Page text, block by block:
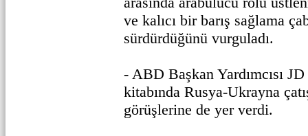
ve kalıcı bir barış sağlama
sürdürdüğünü vurguladı.
- ABD Başkan Yardımcısı JD
kitabında Rusya-Ukrayna
görüşlerine de yer verdi.